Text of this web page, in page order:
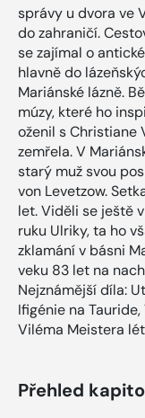
správy u dvora ve
do zahraničí.
se zajímal o
hlavně do
Mariánské lázně.
múzy, které ho
oženil s Christiane
zemřela. V
starý muž svou
von Levetzow.
let. Viděli se ještě
ruku Ulriky, ta ho
zklamání v básni
veku 83 let na
Nejznámější díla:
Ifigénie na
Viléma Meistera
Přehled